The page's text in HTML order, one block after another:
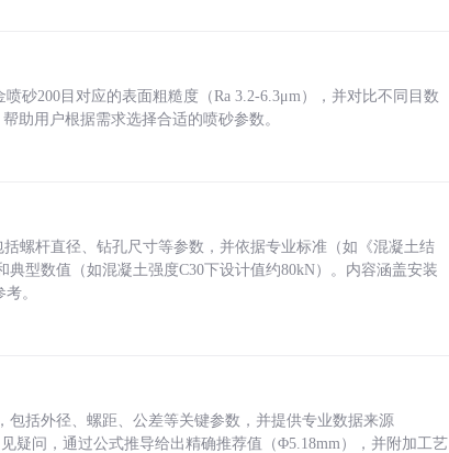
砂200目对应的表面粗糙度（Ra 3.2-6.3μm），并对比不同目数
助用户根据需求选择合适的喷砂参数。
螺杆直径、钻孔尺寸等参数，并依据专业标准（如《混凝土结
型数值（如混凝土强度C30下设计值约80kN）。内容涵盖安装
。
包括外径、螺距、公差等关键参数，并提供专业数据来源
疑问，通过公式推导给出精确推荐值（Φ5.18mm），并附加工艺